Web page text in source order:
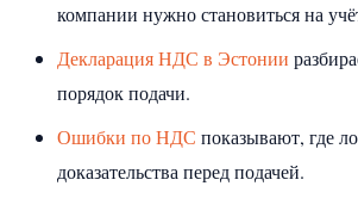
компании нужно становиться на
Декларация НДС в Эстонии
порядок подачи.
Ошибки по НДС показывают, где
доказательства перед подачей.